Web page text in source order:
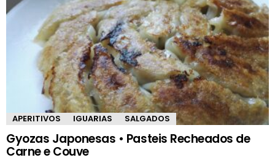
APERITIVOS IGUARIAS SALGADOS
Gyozas Japonesas • Pasteis Recheados de
Carne e Couve